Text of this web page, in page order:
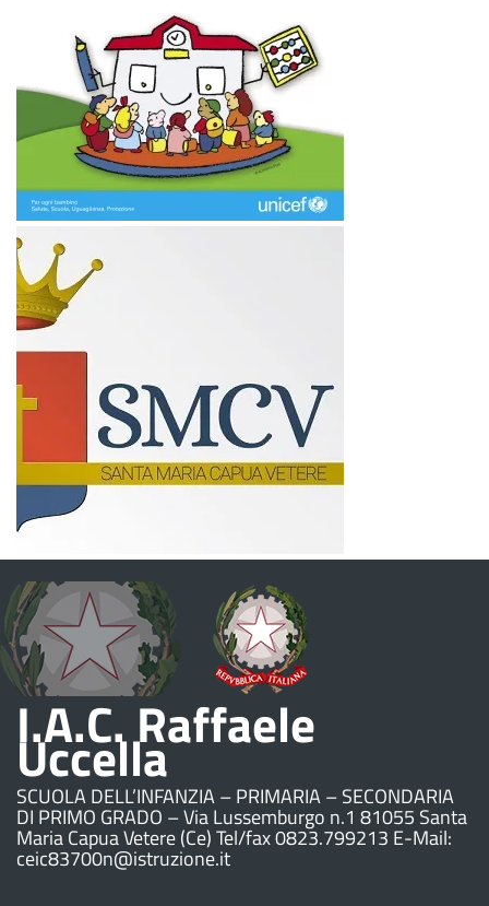
I.A.C. Raffaele
Uccella
SCUOLA DELL’INFANZIA – PRIMARIA – SECONDARIA
DI PRIMO GRADO – Via Lussemburgo n.1 81055 Santa
Maria Capua Vetere (Ce) Tel/fax 0823.799213 E-Mail:
ceic83700n@istruzione.it